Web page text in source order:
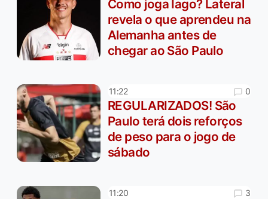
Como joga Iago? Lateral
revela o que aprendeu na
Alemanha antes de
chegar ao São Paulo
11:22 0
REGULARIZADOS! São
Paulo terá dois reforços
de peso para o jogo de
sábado
11:20 3